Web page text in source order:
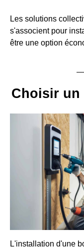
Les solutions
s'associent pour
être une option
Choisir un
L'installation d'une